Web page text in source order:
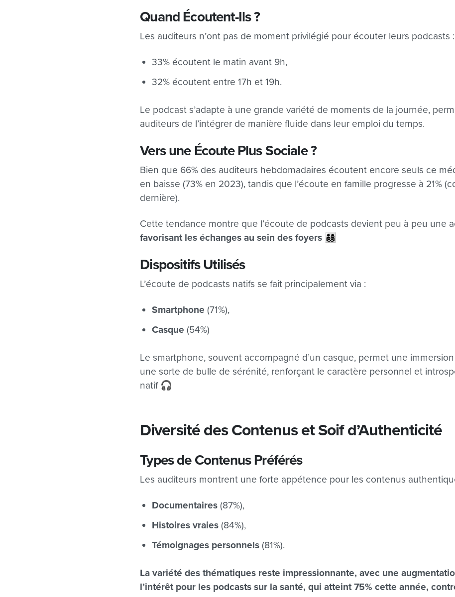
Quand Écoutent-Ils ?
Les auditeurs n’ont pas de moment privilégié pour écouter leurs podcasts :
33% écoutent le matin avant 9h,
32% écoutent entre 17h et 19h.
Le podcast s’adapte à une grande variété de moments de la journée,
auditeurs de l’intégrer de manière fluide dans leur emploi du temps.
Vers une Écoute Plus Sociale ?
Bien que 66% des auditeurs hebdomadaires écoutent encore seuls ce
en baisse (73% en 2023), tandis que l’écoute en famille progresse à 21%
dernière).
Cette tendance montre que l’écoute de podcasts devient peu à peu une
favorisant les échanges au sein des foyers 👨‍👩‍👦‍👦
Dispositifs Utilisés
L’écoute de podcasts natifs se fait principalement via :
Smartphone (71%),
Casque (54%)
Le smartphone, souvent accompagné d’un casque, permet une
une sorte de bulle de sérénité, renforçant le caractère personnel et
natif 🎧
Diversité des Contenus et Soif d’Authenticité
Types de Contenus Préférés
Les auditeurs montrent une forte appétence pour les contenus
Documentaires (87%),
Histoires vraies (84%),
Témoignages personnels (81%).
La variété des thématiques reste impressionnante, avec une
l’intérêt pour les podcasts sur la santé, qui atteint 75% cette année,